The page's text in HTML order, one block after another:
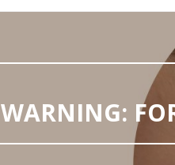
WARNING: